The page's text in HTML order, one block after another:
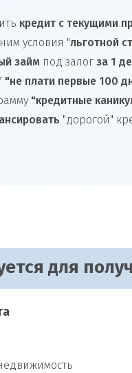
кредит с текущими
условия "льготной
займ под залог за 1
"не плати первые 100
"кредитные
"дорогой"
для